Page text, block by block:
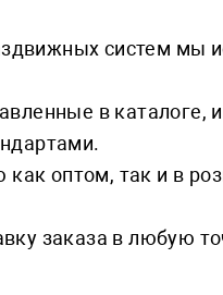
систем мы
в
оптом, так и в
заказа в любую